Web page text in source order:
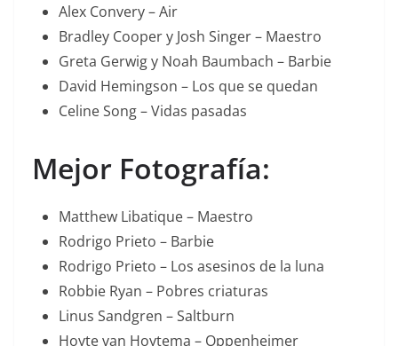
Alex Convery – Air
Bradley Cooper y Josh Singer – Maestro
Greta Gerwig y Noah Baumbach – Barbie
David Hemingson – Los que se quedan
Celine Song – Vidas pasadas
Mejor Fotografía:
Matthew Libatique – Maestro
Rodrigo Prieto – Barbie
Rodrigo Prieto – Los asesinos de la luna
Robbie Ryan – Pobres criaturas
Linus Sandgren – Saltburn
Hoyte van Hoytema – Oppenheimer